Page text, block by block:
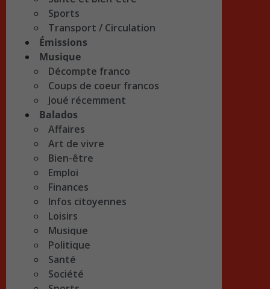
Sports
Transport / Circulation
Émissions
Musique
Décompte franco
Coups de coeur francos
Joué récemment
Balados
Affaires
Art de vivre
Bien-être
Emploi
Finances
Infos citoyennes
Loisirs
Musique
Politique
Santé
Société